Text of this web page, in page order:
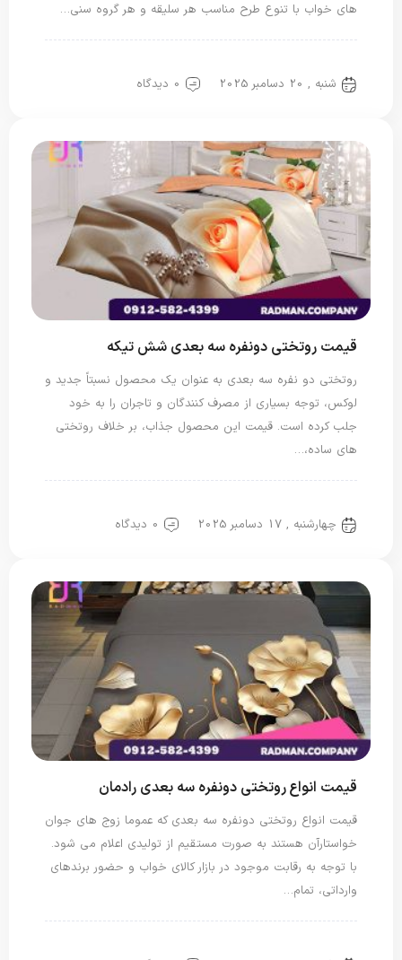
های خواب با تنوع طرح مناسب هر سلیقه و هر گروه سنی…
شنبه , 20 دسامبر 2025 0 دیدگاه
قیمت روتختی دونفره سه بعدی شش تیکه
روتختی دو نفره سه بعدی به عنوان یک محصول نسبتاً جدید و
لوکس، توجه بسیاری از مصرف کنندگان و تاجران را به خود
جلب کرده است. قیمت این محصول جذاب، بر خلاف روتختی
های ساده،…
چهارشنبه , 17 دسامبر 2025 0 دیدگاه
قیمت انواع روتختی دونفره سه بعدی رادمان
قیمت انواع روتختی دونفره سه بعدی که عموما زوج های جوان
خواستارآن هستند به صورت مستقیم از تولیدی اعلام می شود.
با توجه به رقابت موجود در بازار کالای خواب و حضور برندهای
وارداتی، تمام…